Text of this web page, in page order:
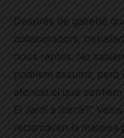
Després de gairebé
col·laboradors,
nous reptes. No
podríem assumir, però
atenció el que sentíem
El Jardí a Sarrià?”.
reclamaven la